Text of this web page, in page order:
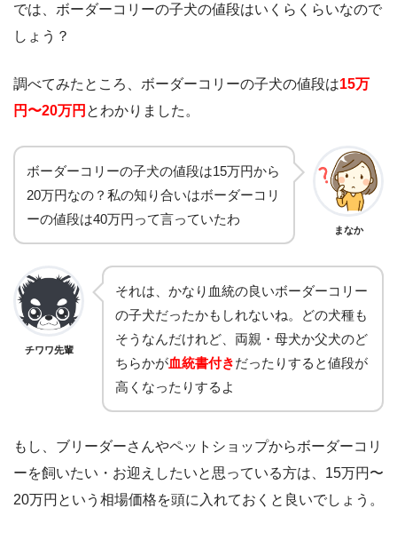
では、ボーダーコリーの子犬の値段はいくらくらいなので
しょう？
調べてみたところ、ボーダーコリーの子犬の値段は15万
円〜20万円 とわかりました。
ボーダーコリーの子犬の値段は15万円から
20万円なの？私の知り合いはボーダーコリ
ーの値段は40万円って言っていたわ
まなか
チワワ先輩
それは、かなり血統の良いボーダーコリー
の子犬だったかもしれないね。どの犬種も
そうなんだけれど、両親・母犬か父犬のど
ちらかが血統書付きだったりすると値段が
高くなったりするよ
もし、ブリーダーさんやペットショップからボーダーコリ
ーを飼いたい・お迎えしたいと思っている方は、15万円〜
20万円という相場価格を頭に入れておくと良いでしょう。